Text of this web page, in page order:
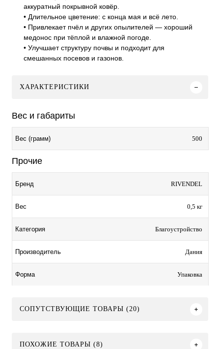
аккуратный покрывной ковёр.
• Длительное цветение: с конца мая и всё лето.
• Привлекает пчёл и других опылителей — хороший
медонос при тёплой и влажной погоде.
• Улучшает структуру почвы и подходит для
смешанных посевов и газонов.
ХАРАКТЕРИСТИКИ
Вес и габариты
Вес (грамм) 500
Прочие
Бренд RIVENDEL
Вес 0,5 кг
Категория Благоустройство
Производитель Дания
Форма Упаковка
СОПУТСТВУЮЩИЕ ТОВАРЫ (20)
ПОХОЖИЕ ТОВАРЫ (8)